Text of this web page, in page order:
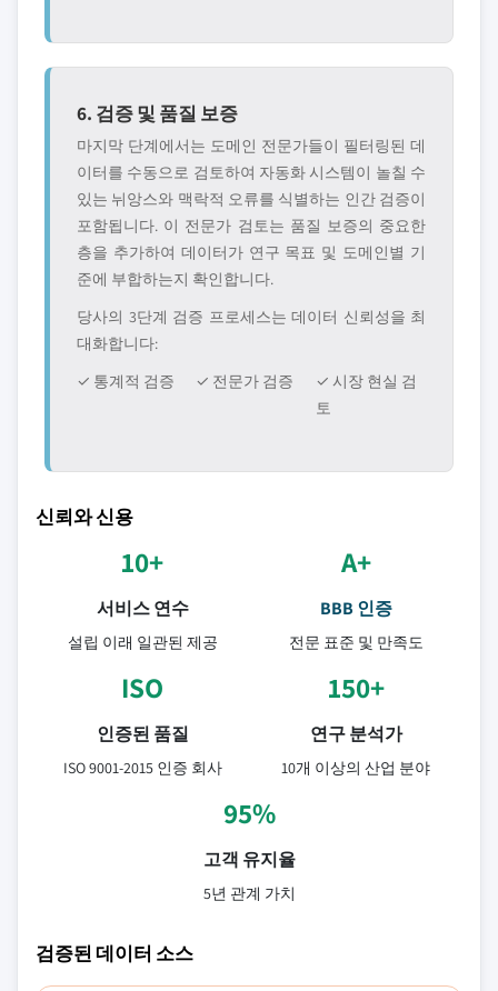
6. 검증 및 품질 보증
마지막 단계에서는 도메인 전문가들이 필터링된 데
이터를 수동으로 검토하여 자동화 시스템이 놀칠 수
있는 뉘앙스와 맥락적 오류를 식별하는 인간 검증이
포함됩니다. 이 전문가 검토는 품질 보증의 중요한
층을 추가하여 데이터가 연구 목표 및 도메인별 기
준에 부합하는지 확인합니다.
당사의 3단계 검증 프로세스는 데이터 신뢰성을 최
대화합니다:
✓ 통계적 검증
✓ 전문가 검증
✓ 시장 현실 검
토
신뢰와 신용
10+
서비스 연수
설립 이래 일관된 제공
A+
BBB 인증
전문 표준 및 만족도
ISO
인증된 품질
ISO 9001-2015 인증 회사
150+
연구 분석가
10개 이상의 산업 분야
95%
고객 유지율
5년 관계 가치
검증된 데이터 소스